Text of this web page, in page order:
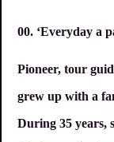
00. ‘Everyday a
Pioneer, tour
grew up with a
During 35 years,